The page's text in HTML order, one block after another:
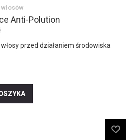
Anti-Polution
przed działaniem środowiska